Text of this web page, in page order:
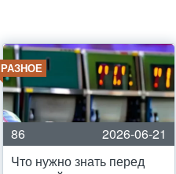
РАЗНОЕ
86
2026-06-21
Что нужно знать перед